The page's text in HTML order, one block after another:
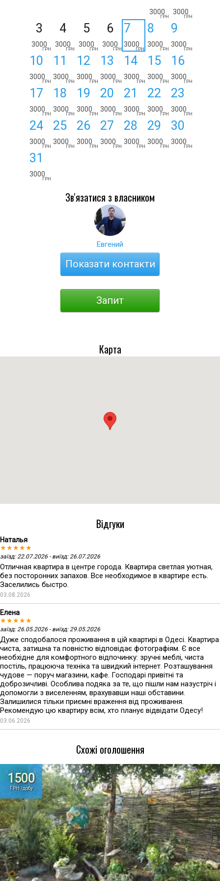
3000
ГРН
3000
ГРН
3
3000
ГРН
4
3000
ГРН
5
3000
ГРН
6
3000
ГРН
7
3000
ГРН
8
3000
ГРН
9
3000
ГРН
10
3000
ГРН
11
3000
ГРН
12
3000
ГРН
13
3000
ГРН
14
3000
ГРН
15
3000
ГРН
16
3000
ГРН
17
3000
ГРН
18
3000
ГРН
19
3000
ГРН
20
3000
ГРН
21
3000
ГРН
22
3000
ГРН
23
3000
ГРН
24
3000
ГРН
25
3000
ГРН
26
3000
ГРН
27
3000
ГРН
28
3000
ГРН
29
3000
ГРН
30
3000
ГРН
31
3000
ГРН
Зв'язатися з власником
Евгений
Показати контакти
Запит
Карта
Відгуки
Наталья
★★★★★
заїзд: 22.07.2026 - виїзд: 26.07.2026
Отличная квартира в центре города. Квартира светлая уютная,
без посторонних запахов. Все необходимое в квартире есть.
Заселились быстро.
03.08.2026
Елена
★★★★★
заїзд: 26.05.2026 - виїзд: 29.05.2026
Дуже сподобалося проживання в цій квартирі в Одесі. Квартира
чиста, затишна та повністю відповідає фотографіям. Є все
необхідне для комфортного відпочинку: зручні меблі, чиста
постіль, працююча техніка та швидкий інтернет. Розташування
чудове — поруч магазини, кафе. Господарі привітні та
доброзичливі. Особлива подяка за те, що пішли нам назустріч і
допомогли з виселенням, врахувавши наші обставини.
Залишилися тільки приємні враження від проживання.
Рекомендую цю квартиру всім, хто планує відвідати Одесу!
03.06.2026
Схожі оголошення
В ТОПі
1500
ГРН /добу